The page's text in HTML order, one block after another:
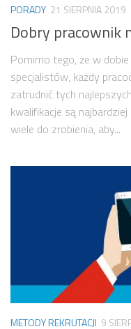
PORADY 21 SIERPNIA 2019
Dobry pracownik
Pomimo tego, że w
specjalistów, każdy
zatrudnić tych
kwalifikacje są
wiele do zrobienia, aby...
METODY REKRUTACJI 9